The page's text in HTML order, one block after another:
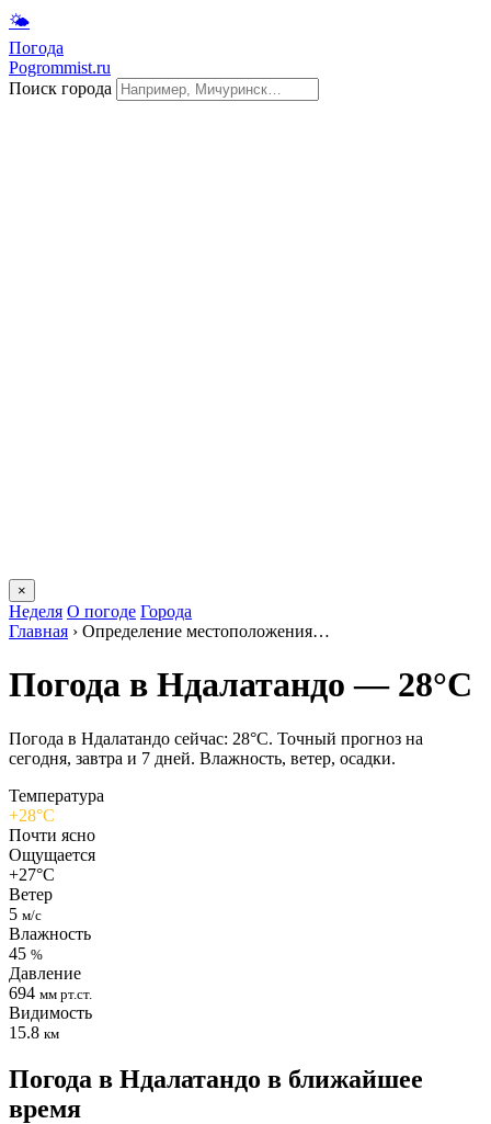
🌤
Погода
Pogrommist.ru
Поиск города
×
Неделя О погоде Города
Главная › Определение местоположения…
Погода в Ндалатандо — 28°C
Погода в Ндалатандо сейчас: 28°C. Точный прогноз на
сегодня, завтра и 7 дней. Влажность, ветер, осадки.
Температура
+28°C
Почти ясно
Ощущается
+27°C
Ветер
5 м/с
Влажность
45 %
Давление
694 мм рт.ст.
Видимость
15.8 км
Погода в Ндалатандо в ближайшее
время